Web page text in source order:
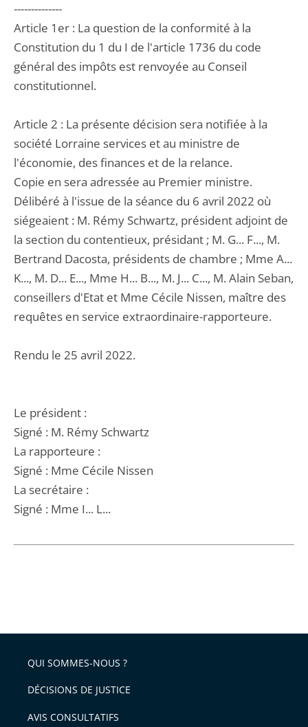
--------------
Article 1er : La question de la conformité à la
Constitution du 1 du I de l'article 1736 du code
général des impôts est renvoyée au Conseil
constitutionnel.
Article 2 : La présente décision sera notifiée à la
société Lorraine services et au ministre de
l'économie, des finances et de la relance.
Copie en sera adressée au Premier ministre.
Délibéré à l'issue de la séance du 6 avril 2022 où
siégeaient : M. Rémy Schwartz, président adjoint de
la section du contentieux, présidant ; M. G... F..., M.
Bertrand Dacosta, présidents de chambre ; Mme A...
K..., M. D... E..., Mme H... B..., M. J... C..., M. Alain Seban,
conseillers d'Etat et Mme Cécile Nissen, maître des
requêtes en service extraordinaire-rapporteure.
Rendu le 25 avril 2022.
Le président :
Signé : M. Rémy Schwartz
La rapporteure :
Signé : Mme Cécile Nissen
La secrétaire :
Signé : Mme I... L...
QUI SOMMES-NOUS ?
DÉCISIONS DE JUSTICE
AVIS CONSULTATIFS